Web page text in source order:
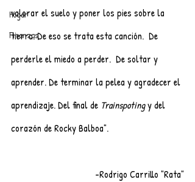
Hogar
Finanzas
valorar el suelo y poner los pies sobre la
tierra. De eso se trata esta canción.  De
perderle el miedo a perder.  De soltar y
aprender. De terminar la pelea y agradecer el
aprendizaje. Del final de Trainspoting y del
corazón de Rocky Balboa".
-Rodrigo Carrillo "Rata"